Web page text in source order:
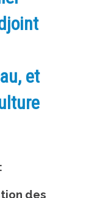
et
des